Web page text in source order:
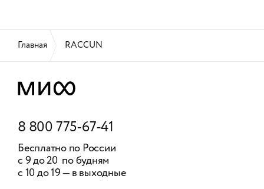
Главная RACCUN
8 800 775-67-41
Бесплатно по России
с 9 до 20 по будням
с 10 до 19 — в выходные